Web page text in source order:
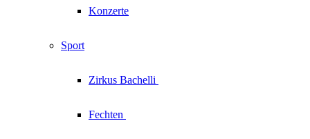
Konzerte
Sport
Zirkus Bachelli
Fechten